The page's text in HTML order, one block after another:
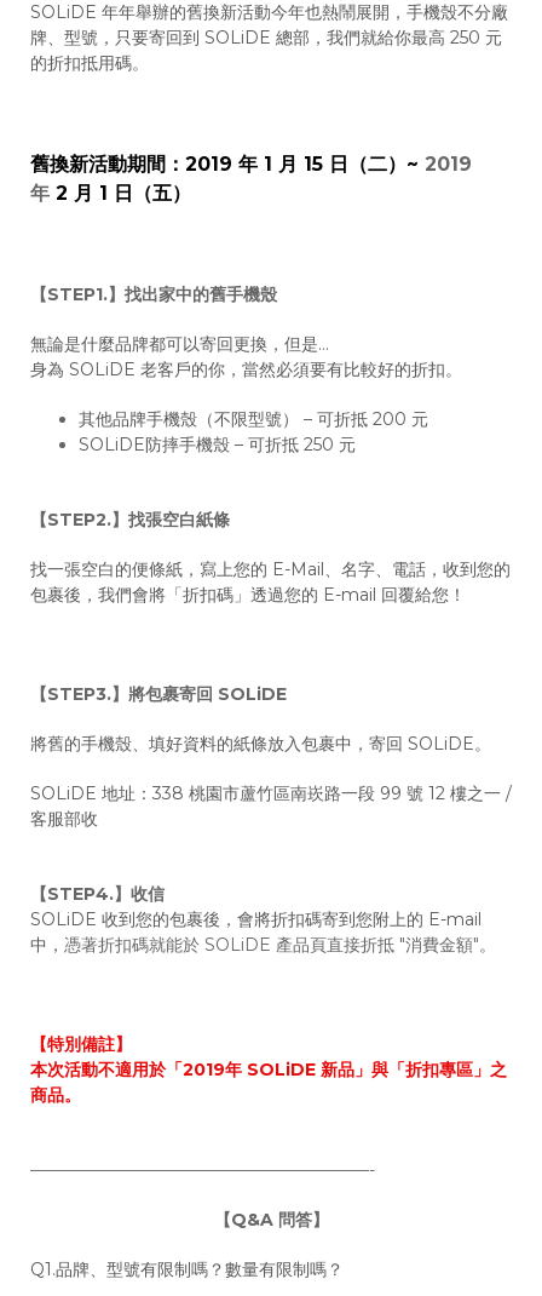
SOLiDE 年年舉辦的舊換新活動今年也熱鬧展開，手機殼不分廠
牌、型號，只要寄回到 SOLiDE 總部，我們就給你最高 250 元
的折扣抵用碼。
舊換新活動期間：2019 年 1 月 15 日（二）~ 2019
年 2 月 1 日（五）
【STEP1.】找出家中的舊手機殼
無論是什麼品牌都可以寄回更換，但是…
身為 SOLiDE 老客戶的你，當然必須要有比較好的折扣。
其他品牌手機殼（不限型號） – 可折抵 200 元
SOLiDE防摔手機殼 – 可折抵 250 元
【STEP2.】找張空白紙條
找一張空白的便條紙，寫上您的 E-Mail、名字、電話，收到您的
包裹後，我們會將「折扣碼」透過您的 E-mail 回覆給您！
【STEP3.】將包裹寄回 SOLiDE
將舊的手機殼、填好資料的紙條放入包裹中，寄回 SOLiDE。
SOLiDE 地址：338 桃園市蘆竹區南崁路一段 99 號 12 樓之一 /
客服部收
【STEP4.】收信
SOLiDE 收到您的包裹後，會將折扣碼寄到您附上的 E-mail
中， 憑著折扣碼就能於 SOLiDE 產品頁直接折抵 "消費金額"。
【特別備註】
本次活動不適用於「2019年 SOLiDE 新品」與「折扣專區」之
商品。
————————————————————-
【Q&A 問答】
Q1.品牌、型號有限制嗎？數量有限制嗎？